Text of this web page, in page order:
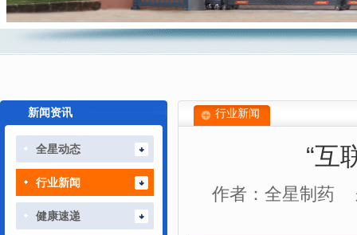
新闻资讯
全星动态
行业新闻
健康速递
行业新闻
“互
作者：全星制药